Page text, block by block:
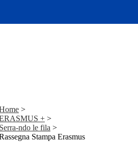
>
+ >
Serra-ndo le fila >
Stampa Erasmus